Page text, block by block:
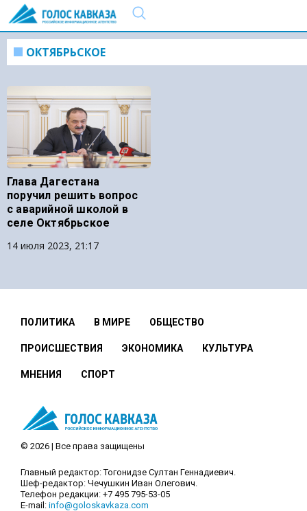
ОКТЯБРЬСКОЕ
Глава Дагестана
поручил решить вопрос
с аварийной школой в
селе Октябрьское
14 июля 2023, 21:17
ПОЛИТИКА В МИРЕ ОБЩЕСТВО
ПРОИСШЕСТВИЯ ЭКОНОМИКА КУЛЬТУРА
МНЕНИЯ СПОРТ
© 2026 | Все права защищены
Главный редактор: Тогонидзе Султан Геннадиевич.
Шеф-редактор: Чечушкин Иван Олегович.
Телефон редакции: +7 495 795-53-05
E-mail: info@goloskavkaza.com